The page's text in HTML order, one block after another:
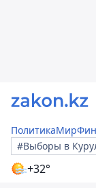
ПолитикаМир
#Выборы в
+32°